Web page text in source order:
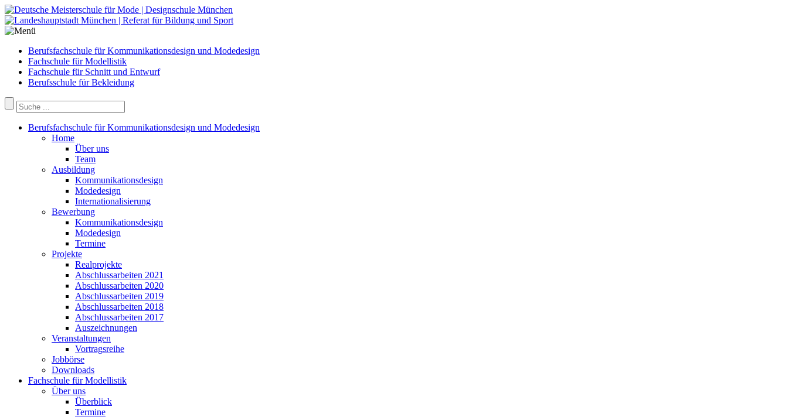
Berufsfachschule für Kommunikationsdesign und Modedesign
Fachschule für Modellistik
Fachschule für Schnitt und Entwurf
Berufsschule für Bekleidung
Berufsfachschule für Kommunikationsdesign und Modedesign
Home
Über uns
Team
Ausbildung
Kommunikationsdesign
Modedesign
Internationalisierung
Bewerbung
Kommunikationsdesign
Modedesign
Termine
Projekte
Realprojekte
Abschlussarbeiten 2021
Abschlussarbeiten 2020
Abschlussarbeiten 2019
Abschlussarbeiten 2018
Abschlussarbeiten 2017
Auszeichnungen
Veranstaltungen
Vortragsreihe
Jobbörse
Downloads
Fachschule für Modellistik
Über uns
Überblick
Termine